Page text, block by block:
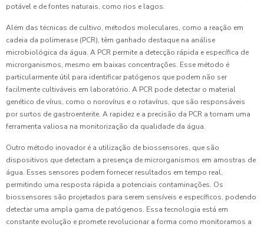
potável e de fontes naturais, como rios e lagos.
Além das técnicas de cultivo, métodos moleculares, como a reação em
cadeia da polimerase (PCR), têm ganhado destaque na análise
microbiológica da água. A PCR permite a detecção rápida e específica de
microrganismos, mesmo em baixas concentrações. Esse método é
particularmente útil para identificar patógenos que podem não ser
facilmente cultiváveis em laboratório. A PCR pode detectar o material
genético de vírus, como o norovírus e o rotavírus, que são responsáveis
por surtos de gastroenterite. A rapidez e a precisão da PCR a tornam uma
ferramenta valiosa na monitorização da qualidade da água.
Outro método inovador é a utilização de biossensores, que são
dispositivos que detectam a presença de microrganismos em amostras de
água. Esses sensores podem fornecer resultados em tempo real,
permitindo uma resposta rápida a potenciais contaminações. Os
biossensores são projetados para serem sensíveis e específicos, podendo
detectar uma ampla gama de patógenos. Essa tecnologia está em
constante evolução e promete revolucionar a forma como monitoramos a